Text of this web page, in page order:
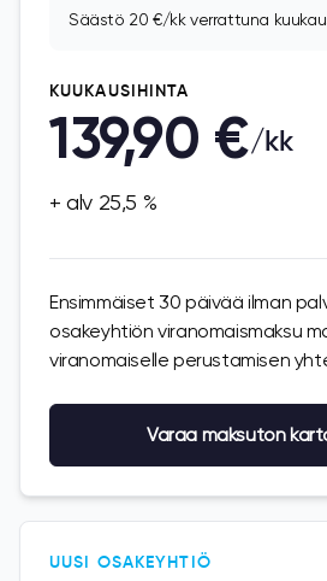
Säästö 20 €/kk verrattuna
KUUKAUSIHINTA
139,90 €/kk
+ alv 25,5 %
Ensimmäiset 30 päivää ilman
osakeyhtiön viranomaismaksu
viranomaiselle perustamisen
Varaa maksuton
UUSI OSAKEYHTIÖ